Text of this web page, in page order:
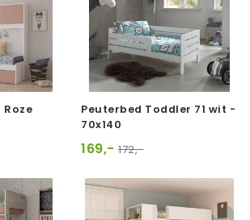
Peuterbed Toddler 71 wit -
70x140
169,- 172,-